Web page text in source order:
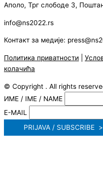
Аполо, Трг слободе 3,
info@ns2022.rs
Контакт за медије:
Политика приватности
колачића
© Copyright . All rights
ИМЕ / IME / NAME
E-MAIL